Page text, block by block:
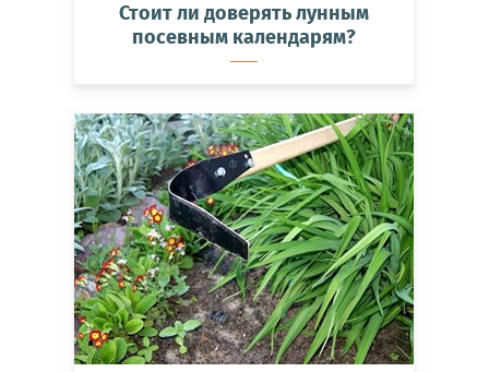
Стоит ли доверять лунным
посевным календарям?